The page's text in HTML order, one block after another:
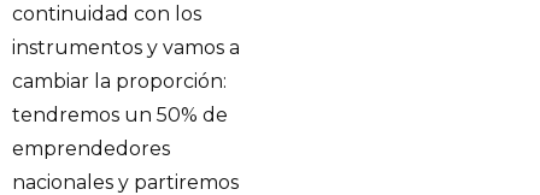
continuidad con los
instrumentos y vamos a
cambiar la proporción:
tendremos un 50% de
emprendedores
nacionales y partiremos